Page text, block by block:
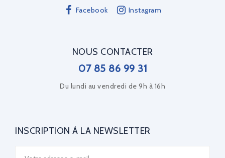
Facebook Instagram
NOUS CONTACTER
07 85 86 99 31
Du lundi au vendredi de 9h à 16h
INSCRIPTION À LA NEWSLETTER